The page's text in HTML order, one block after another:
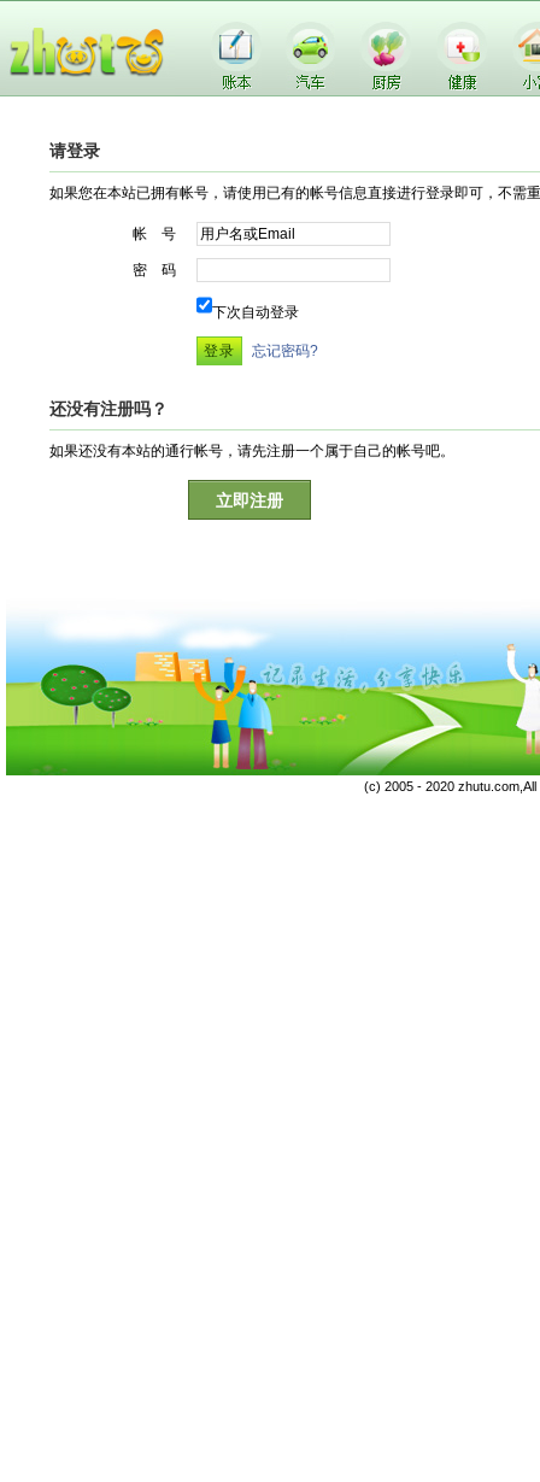
请登录
如果您在本站已拥有帐号，请使用已有的帐号信息直接进行登录即可，不需
帐 号
密 码
下次自动登录
忘记密码?
还没有注册吗？
如果还没有本站的通行帐号，请先注册一个属于自己的帐号吧。
立即注册
(c) 2005 - 2020